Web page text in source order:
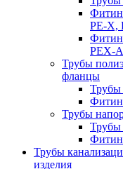
PE-X,
PEX-
Трубы
фланцы
Трубы
Трубы
изделия